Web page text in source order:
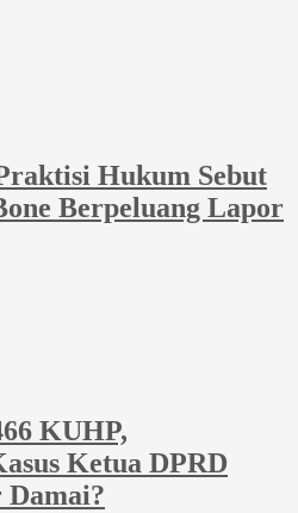
Hukum Sebut
Berpeluang Lapor
KUHP,
Ketua DPRD